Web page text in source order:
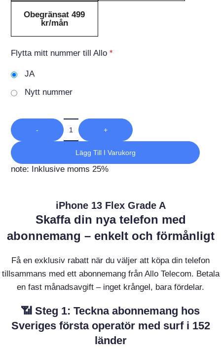
Obegränsat 499
kr/mån
Flytta mitt nummer till Allo *
JA
Nytt nummer
- +
Lägg Till I Varukorg
note: Inklusive moms 25%
iPhone 13 Flex Grade A
Skaffa din nya telefon med
abonnemang – enkelt och förmånligt
Få en exklusiv rabatt när du väljer att köpa din telefon
tillsammans med ett abonnemang från Allo Telecom. Betala
en fast månadsavgift – inget krångel, bara fördelar.
📶 Steg 1: Teckna abonnemang hos
Sveriges första operatör med surf i 152
länder